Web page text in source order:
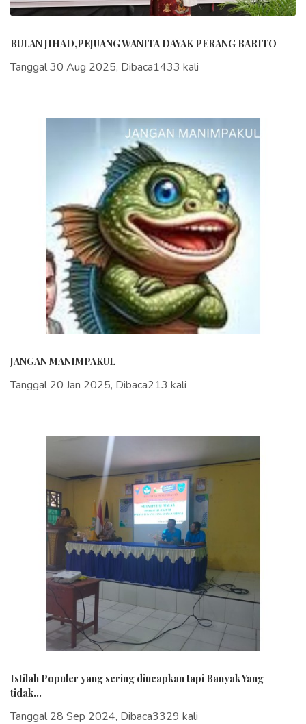
BULAN JIHAD,PEJUANG WANITA DAYAK PERANG BARITO
Tanggal 30 Aug 2025, Dibaca1433 kali
JANGAN MANIMPAKUL
Tanggal 20 Jan 2025, Dibaca213 kali
Istilah Populer yang sering diucapkan tapi Banyak Yang
tidak...
Tanggal 28 Sep 2024, Dibaca3329 kali